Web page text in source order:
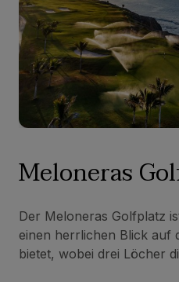
Meloneras
Der Meloneras Golfplatz
einen herrlichen Blick auf
bietet, wobei drei Löcher